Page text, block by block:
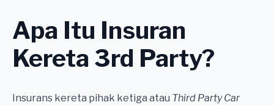
Apa Itu Insuran
Kereta 3rd Party?
Insurans kereta pihak ketiga atau Third Party Car